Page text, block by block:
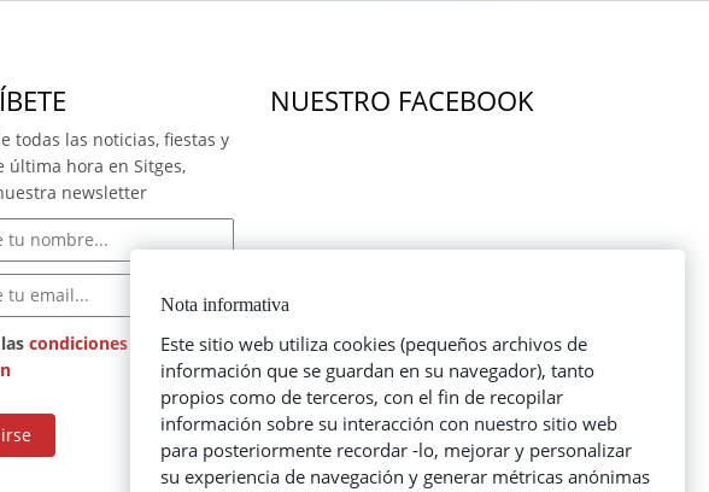
todas las noticias, fiestas y
última hora en Sitges,
newsletter
condiciones de
NUESTRO FACEBOOK
Nota informativa
Este sitio web utiliza cookies (pequeños archivos de
información que se guardan en su navegador), tanto
propios como de terceros, con el fin de recopilar
información sobre su interacción con nuestro sitio web
para posteriormente recordar -lo, mejorar y personalizar
su experiencia de navegación y generar métricas anónimas